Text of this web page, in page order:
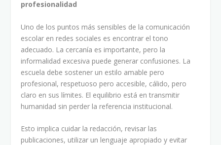
profesionalidad
Uno de los puntos más sensibles de la comunicación
escolar en redes sociales es encontrar el tono
adecuado. La cercanía es importante, pero la
informalidad excesiva puede generar confusiones. La
escuela debe sostener un estilo amable pero
profesional, respetuoso pero accesible, cálido, pero
claro en sus límites. El equilibrio está en transmitir
humanidad sin perder la referencia institucional.
Esto implica cuidar la redacción, revisar las
publicaciones, utilizar un lenguaje apropiado y evitar